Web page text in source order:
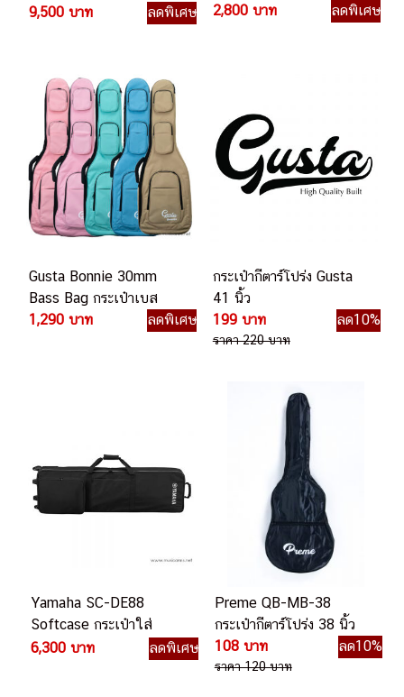
โปร่ง
9,500 บาท ลดพิเศษ
2,800 บาท
ลดพิเศษ
Gusta Bonnie 30mm
Bass Bag กระเป๋าเบส
1,290 บาท
ลดพิเศษ
กระเป๋ากีตาร์โปร่ง Gusta
41 นิ้ว
199 บาท
ลด10%
ราคา 220 บาท
Yamaha SC-DE88
Softcase กระเป๋าใส่
คีย์บอร์ด
6,300 บาท ลดพิเศษ
Preme QB-MB-38
กระเป๋ากีตาร์โปร่ง 38 นิ้ว
108 บาท
ลด10%
ราคา 120 บาท